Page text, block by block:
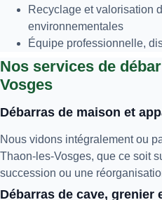
Recyclage et valorisation
environnementales
Équipe professionnelle,
Nos services de
Vosges
Débarras de maison et
Nous vidons intégralement ou
Thaon-les-Vosges, que ce soit
succession ou une
Débarras de cave, grenier